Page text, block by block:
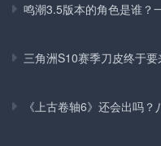
鸣潮3.5版本的角色是谁？
三角洲S10赛季刀皮终于
《上古卷轴6》还会出吗